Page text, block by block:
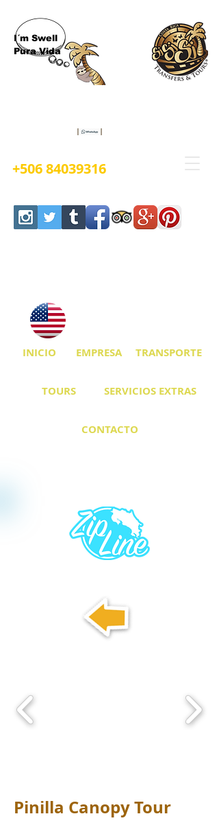
I´m Swell
Pura Vida
+506 84039316
Pinilla Canopy Tour
INICIO EMPRESA TRANSPORTE
TOURS SERVICIOS EXTRAS
CONTACTO